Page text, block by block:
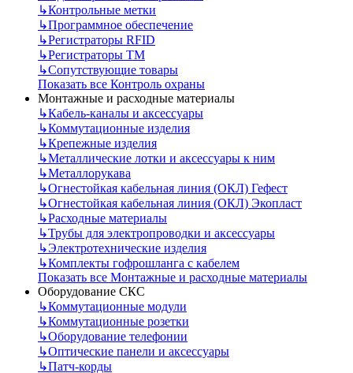
↳Контрольные метки
↳Программное обеспечение
↳Регистраторы RFID
↳Регистраторы ТМ
↳Сопутствующие товары
Показать все Контроль охраны
Монтажные и расходные материалы
↳Кабель-каналы и аксессуары
↳Коммутационные изделия
↳Крепежные изделия
↳Металлические лотки и аксессуары к ним
↳Металлорукава
↳Огнестойкая кабельная линия (ОКЛ) Гефест
↳Огнестойкая кабельная линия (ОКЛ) Экопласт
↳Расходные материалы
↳Трубы для электропроводки и аксессуары
↳Электротехнические изделия
↳Комплекты гофрошланга с кабелем
Показать все Монтажные и расходные материалы
Оборудование СКС
↳Коммутационные модули
↳Коммутационные розетки
↳Оборудование телефонии
↳Оптические панели и аксессуары
↳Патч-корды